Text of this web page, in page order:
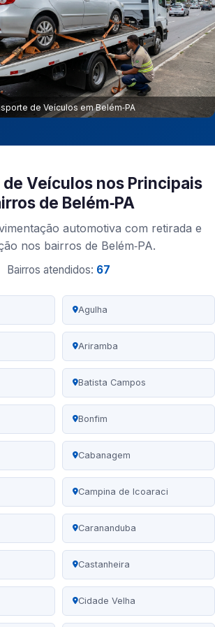
de Veículos em Belém‑PA
Veículos nos Principais
de Belém‑PA
automotiva com retirada e
nos bairros de Belém‑PA.
Bairros atendidos: 67
Agulha
Ariramba
Batista Campos
Bonfim
Cabanagem
Campina de Icoaraci
Carananduba
Castanheira
Cidade Velha